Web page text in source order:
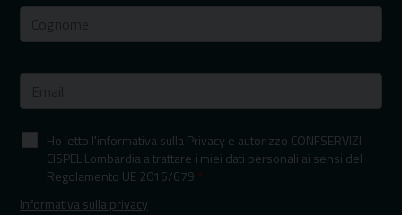
Ho letto l'informativa sulla Privacy e autorizzo CONFSERVIZI
CISPEL Lombardia a trattare i miei dati personali ai sensi del
Regolamento UE 2016/679 *
Informativa sulla privacy